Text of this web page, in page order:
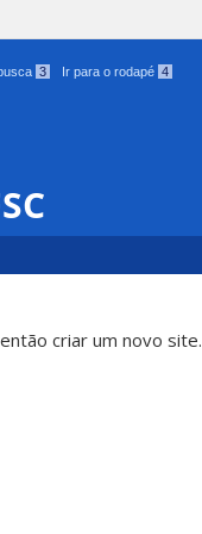
3 Ir para o rodapé 4
criar um novo site.